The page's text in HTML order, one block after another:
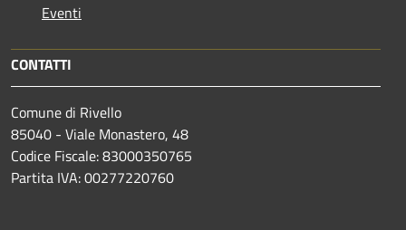
Eventi
CONTATTI
Comune di Rivello
85040 - Viale Monastero, 48
Codice Fiscale: 83000350765
Partita IVA: 00277220760